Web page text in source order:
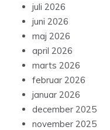
juli 2026
juni 2026
maj 2026
april 2026
marts 2026
februar 2026
januar 2026
december 2025
november 2025